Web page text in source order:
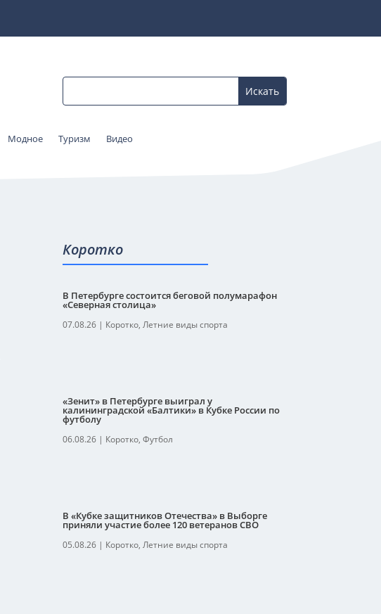
Модное Туризм Видео
Коротко
В Петербурге состоится беговой полумарафон
«Северная столица»
07.08.26| Коротко, Летние виды спорта
«Зенит» в Петербурге выиграл у
калининградской «Балтики» в Кубке России по
футболу
06.08.26| Коротко, Футбол
В «Кубке защитников Отечества» в Выборге
приняли участие более 120 ветеранов СВО
05.08.26| Коротко, Летние виды спорта